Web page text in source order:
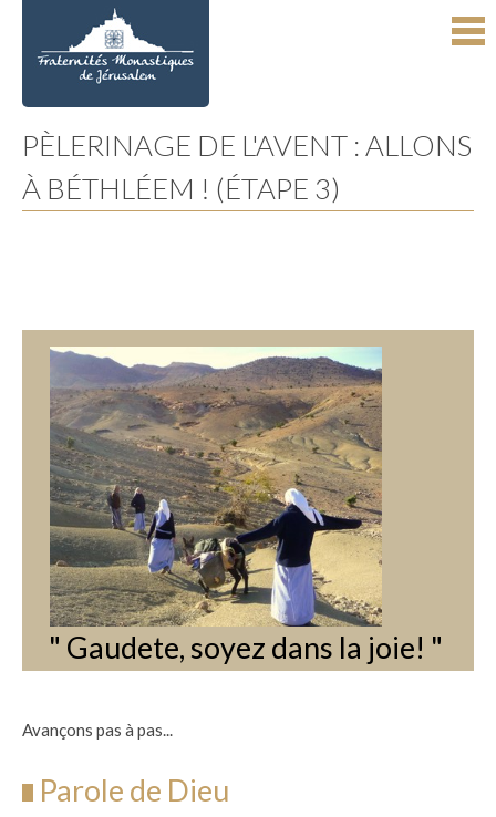
PÈLERINAGE DE L'AVENT : ALLONS
À BÉTHLÉEM ! (ÉTAPE 3)
" Gaudete, soyez dans la joie! "
Avançons pas à pas...
Parole de Dieu